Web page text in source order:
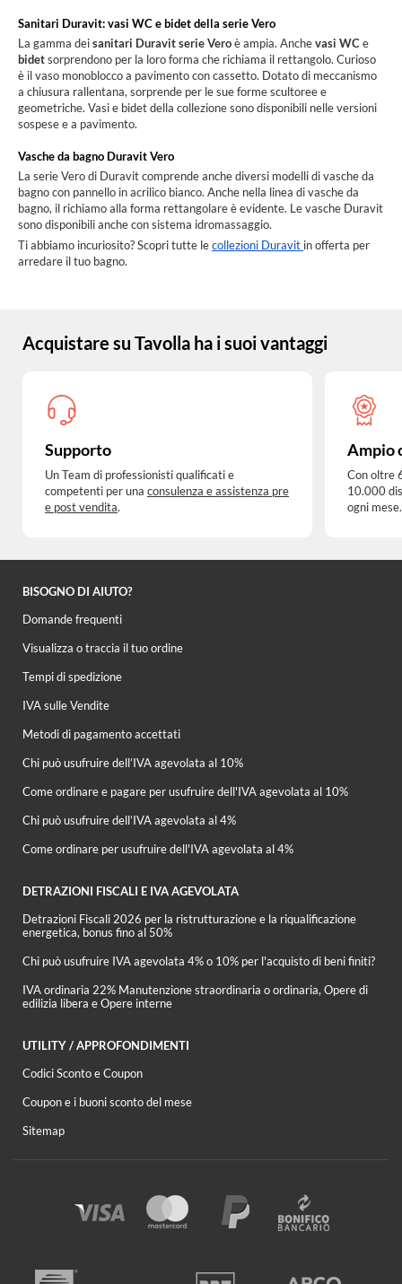
Sanitari Duravit: vasi WC e bidet della serie Vero
La gamma deisanitari Duravit serie Veroè ampia. Anchevasi WCe
bidetsorprendono per la loro forma che richiama il rettangolo. Curioso
è il vaso monoblocco a pavimento con cassetto. Dotato di meccanismo
a chiusura rallentana, sorprende per le sue forme scultoree e
geometriche. Vasi e bidet della collezione sono disponibili nelle versioni
sospese e a pavimento.
Vasche da bagno Duravit Vero
La serie Vero di Duravit comprende anche diversi modelli di vasche da
bagno con pannello in acrilico bianco. Anche nella linea di vasche da
bagno, il richiamo alla forma rettangolare è evidente. Le vasche Duravit
sono disponibili anche con sistema idromassaggio.
Ti abbiamo incuriosito? Scopri tutte lecollezioni Duravit in offerta per
arredare il tuo bagno.
Acquistare su Tavolla ha i suoi vantaggi
Supporto
Un Team di professionisti qualificati e
competenti per una consulenza e assistenza pre
e post vendita.
Ampio
Con oltre
10.000
ogni mese.
BISOGNO DI AIUTO?
Domande frequenti
Visualizza o traccia il tuo ordine
Tempi di spedizione
IVA sulle Vendite
Metodi di pagamento accettati
Chi può usufruire dell’IVA agevolata al 10%
Come ordinare e pagare per usufruire dell'IVA agevolata al 10%
Chi può usufruire dell’IVA agevolata al 4%
Come ordinare per usufruire dell'IVA agevolata al 4%
DETRAZIONI FISCALI E IVA AGEVOLATA
Detrazioni Fiscali 2026 per la ristrutturazione e la riqualificazione
energetica, bonus fino al 50%
Chi può usufruire IVA agevolata 4% o 10% per l'acquisto di beni finiti?
IVA ordinaria 22% Manutenzione straordinaria o ordinaria, Opere di
edilizia libera e Opere interne
UTILITY / APPROFONDIMENTI
Codici Sconto e Coupon
Coupon e i buoni sconto del mese
Sitemap